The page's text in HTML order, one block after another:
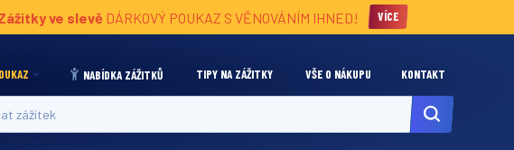
ve slevě DÁRKOVÝ POUKAZ S VĚNOVÁNÍM IHNED! VÍCE
NABÍDKA ZÁŽITKŮ TIPY NA ZÁŽITKY VŠE O NÁKUPU KONTAKT